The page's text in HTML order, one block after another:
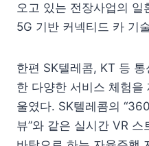
오고 있는 전장사업의 일
5G 기반 커넥티드 카 기
한편 SK텔레콤, KT 등
한 다양한 서비스 체험을
울였다. SK텔레콤의
뷰”와 같은 실시간 VR